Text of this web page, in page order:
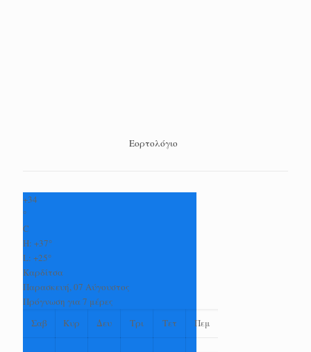
Εορτολόγιο
+34
°
C
H: +37°
L: +25°
Καρδίτσα
Παρασκευή, 07 Αύγουστος
Πρόγνωση για 7 μέρες
Σαβ
Κυρ Δευ Τρι Τετ Πεμ